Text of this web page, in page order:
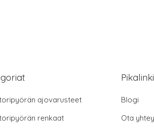
ajovarusteet
renkaat
Blogi
Ota